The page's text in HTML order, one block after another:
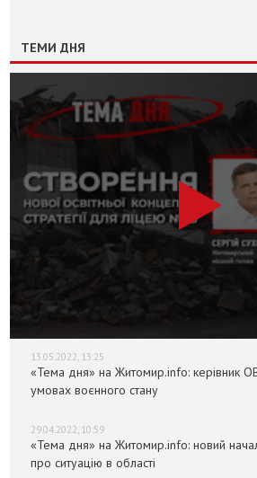
ТЕМИ ДНЯ
13.05.2022, 13:25
«Тема дня» на Житомир.info: керівник
умовах воєнного стану
29.04.2022, 10:59
«Тема дня» на Житомир.info: новий
про ситуацію в області